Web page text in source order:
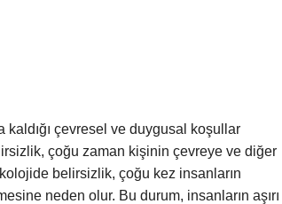
çevresel ve duygusal koşullar
çoğu zaman kişinin çevreye ve diğer
belirsizlik, çoğu kez insanların
neden olur. Bu durum, insanların aşırı